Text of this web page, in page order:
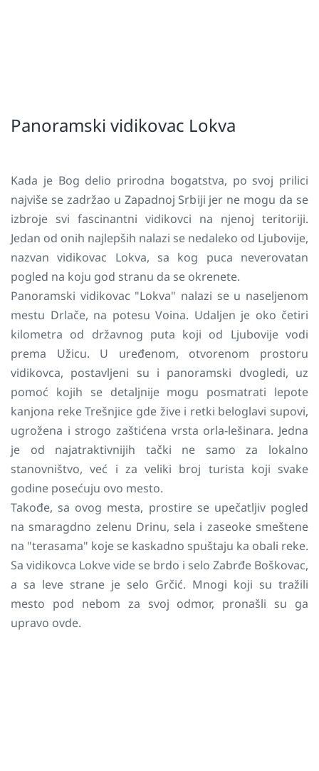
Panoramski vidikovac Lokva
Kada je Bog delio prirodna bogatstva, po svoj prilici
najviše se zadržao u Zapadnoj Srbiji jer ne mogu da se
izbroje svi fascinantni vidikovci na njenoj teritoriji.
Jedan od onih najlepših nalazi se nedaleko od Ljubovije,
nazvan vidikovac Lokva, sa kog puca neverovatan
pogled na koju god stranu da se okrenete.
Panoramski vidikovac "Lokva" nalazi se u naseljenom
mestu Drlače, na potesu Voina. Udaljen je oko četiri
kilometra od državnog puta koji od Ljubovije vodi
prema Užicu. U uređenom, otvorenom prostoru
vidikovca, postavljeni su i panoramski dvogledi, uz
pomoć kojih se detaljnije mogu posmatrati lepote
kanjona reke Trešnjice gde žive i retki beloglavi supovi,
ugrožena i strogo zaštićena vrsta orla-lešinara. Jedna
je od najatraktivnijih tački ne samo za lokalno
stanovništvo, već i za veliki broj turista koji svake
godine posećuju ovo mesto.
Takođe, sa ovog mesta, prostire se upečatljiv pogled
na smaragdno zelenu Drinu, sela i zaseoke smeštene
na "terasama" koje se kaskadno spuštaju ka obali reke.
Sa vidikovca Lokve vide se brdo i selo Zabrđe Boškovac,
a sa leve strane je selo Grčić. Mnogi koji su tražili
mesto pod nebom za svoj odmor, pronašli su ga
upravo ovde.